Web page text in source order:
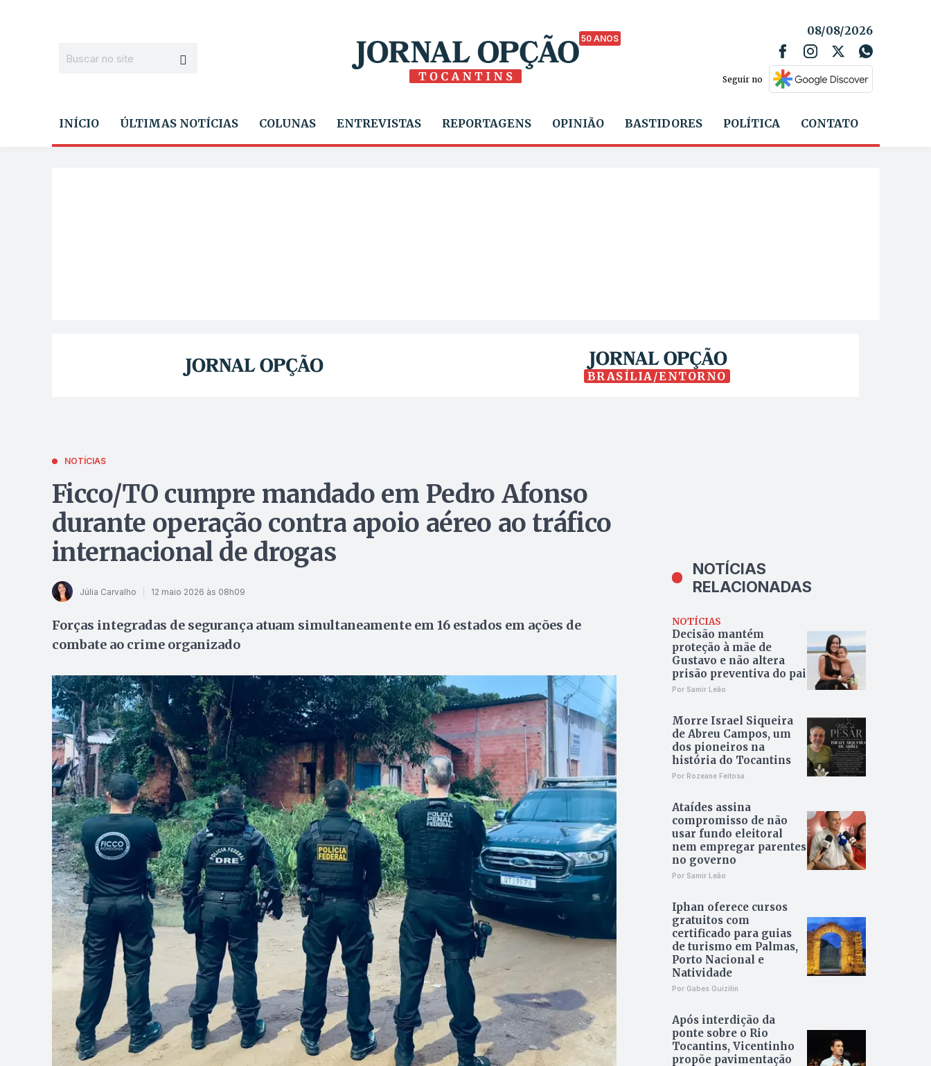
50 ANOS
08/08/2026
Seguir no
INÍCIO ÚLTIMAS NOTÍCIAS COLUNAS ENTREVISTAS REPORTAGENS OPINIÃO BASTIDORES POLÍTICA CONTATO
BRASÍLIA/ENTORNO
NOTÍCIAS
Ficco/TO cumpre mandado em Pedro Afonso
durante operação contra apoio aéreo ao tráfico
internacional de drogas
Júlia Carvalho 12 maio 2026 às 08h09
Forças integradas de segurança atuam simultaneamente em 16 estados em ações de
combate ao crime organizado
NOTÍCIAS
RELACIONADAS
NOTÍCIAS
Decisão mantém
proteção à mãe de
Gustavo e não altera
prisão preventiva do pai
Por Samir Leão
Morre Israel Siqueira
de Abreu Campos, um
dos pioneiros na
história do Tocantins
Por Rozeane Feitosa
Ataídes assina
compromisso de não
usar fundo eleitoral
nem empregar parentes
no governo
Por Samir Leão
Iphan oferece cursos
gratuitos com
certificado para guias
de turismo em Palmas,
Porto Nacional e
Natividade
Por Gabes Guizilin
Após interdição da
ponte sobre o Rio
Tocantins, Vicentinho
propõe pavimentação